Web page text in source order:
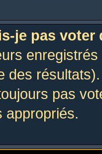
je pas voter
des
pas
appropriés.